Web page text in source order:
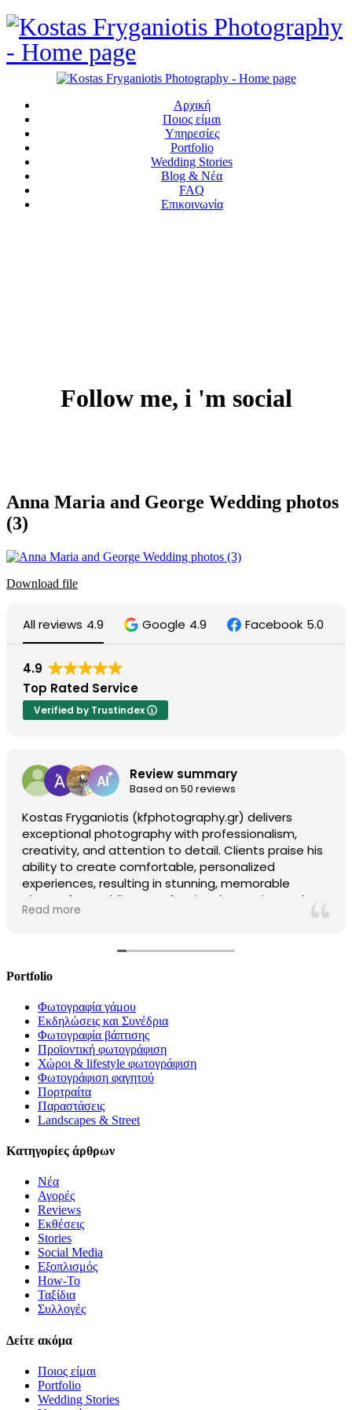
Follow me, i 'm social
Αρχική
Ποιος είμαι
Υπηρεσίες
Portfolio
Wedding Stories
Blog & Νέα
FAQ
Επικοινωνία
Anna Maria and George Wedding photos
(3)
Download file
All reviews 4.9 Google 4.9 Facebook 5.0
4.9
Top Rated Service
Verified by Trustindex
Review summary
Based on 50 reviews
Kostas Fryganiotis (kfphotography.gr) delivers
exceptional photography with professionalism,
creativity, and attention to detail. Clients praise his
ability to create comfortable, personalized
experiences, resulting in stunning, memorable
photos for weddings, professional portraits, and
more. With a friendly and reliable approach, Kostas
Read more
Portfolio
Φωτογραφία γάμου
Εκδηλώσεις και Συνέδρια
Φωτογραφία βάπτισης
Προϊοντική φωτογράφιση
Χώροι & lifestyle φωτογράφιση
Φωτογράφιση φαγητού
Πορτραίτα
Παραστάσεις
Landscapes & Street
Κατηγορίες άρθρων
Νέα
Αγορές
Reviews
Εκθέσεις
Stories
Social Media
Εξοπλισμός
How-To
Ταξίδια
Συλλογές
Δείτε ακόμα
Ποιος είμαι
Portfolio
Wedding Stories